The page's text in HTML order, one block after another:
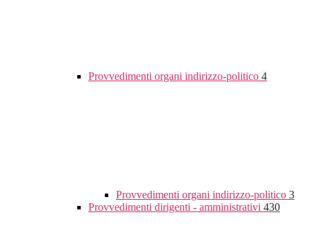
Provvedimenti organi indirizzo-politico 4
Provvedimenti organi indirizzo-politico 3
Provvedimenti dirigenti - amministrativi 430